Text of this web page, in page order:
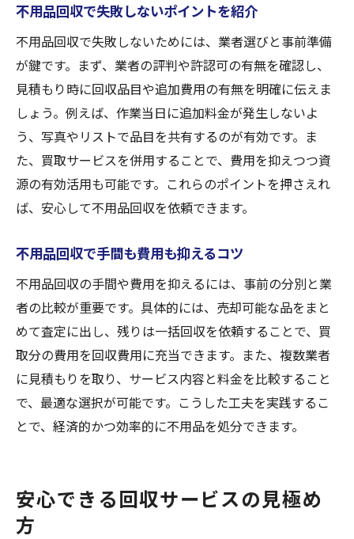
粗大ゴミ回収の持ち込みと予約方法紹介
不用品回収をスムーズに進めるコツ
信頼できる不用品回収の選び方
不用品回収業者の信頼度を見極める基準
安心できる不用品回収業者の特徴紹介
トラブル回避のための業者情報チェック
不用品回収の口コミ・評判活用術
信頼できる不用品回収業者の探し方
不用品回収で失敗しないポイントを紹介
不用品回収で失敗しないためには、業者選びと事前準備
が鍵です。まず、業者の評判や許認可の有無を確認し、
見積もり時に回収品目や追加費用の有無を明確に伝えま
しょう。例えば、作業当日に追加料金が発生しないよ
う、写真やリストで品目を共有するのが有効です。ま
た、買取サービスを併用することで、費用を抑えつつ資
源の有効活用も可能です。これらのポイントを押さえれ
ば、安心して不用品回収を依頼できます。
不用品回収で手間も費用も抑えるコツ
不用品回収の手間や費用を抑えるには、事前の分別と業
者の比較が重要です。具体的には、売却可能な品をまと
めて査定に出し、残りは一括回収を依頼することで、買
取分の費用を回収費用に充当できます。また、複数業者
に見積もりを取り、サービス内容と料金を比較すること
で、最適な選択が可能です。こうした工夫を実践するこ
とで、経済的かつ効率的に不用品を処分できます。
安心できる回収サービスの見極め
方